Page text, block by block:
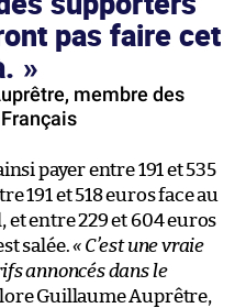
pas faire cet
membre des
payer entre 191 et 535
191 et 518 euros face au
entre 229 et 604 euros
salée.« C’est une vraie
annoncés dans le
Guillaume Auprêtre,